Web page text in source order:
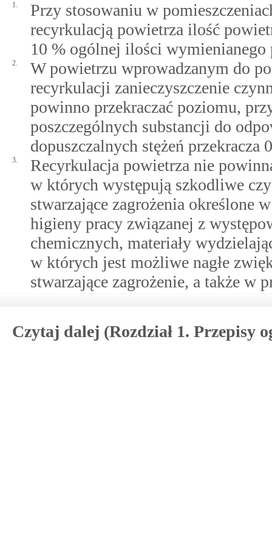
1.
Przy stosowaniu w
recyrkulacją powietrza ilość
10 % ogólnej ilości wymienianego
2.
W powietrzu wprowadzanym do
recyrkulacji zanieczyszczenie
powinno przekraczać poziomu,
poszczególnych substancji do
dopuszczalnych stężeń przekracza
3.
Recyrkulacja powietrza nie
w których występują szkodliwe
stwarzające zagrożenia określone
higieny pracy związanej z
chemicznych, materiały
w których jest możliwe nagłe
stwarzające zagrożenie, a także w
Czytaj dalej (Rozdział 1. Przepisy